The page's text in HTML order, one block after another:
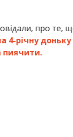
про те,
4-річну
пиячити.